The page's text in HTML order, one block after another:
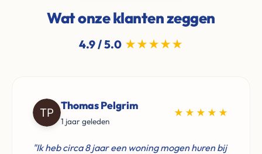
Wat onze klanten zeggen
4.9 / 5.0 ★★★★★
Thomas Pelgrim
1 jaar geleden
★★★★★
"Ik heb circa 8 jaar een woning mogen huren bij